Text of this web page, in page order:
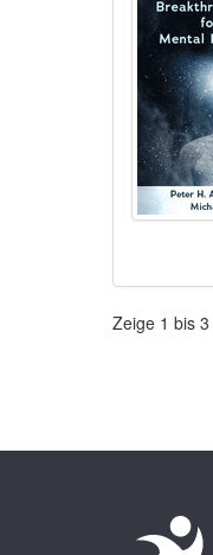
Paginierung
Zeige 1 bis 3